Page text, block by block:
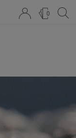
0